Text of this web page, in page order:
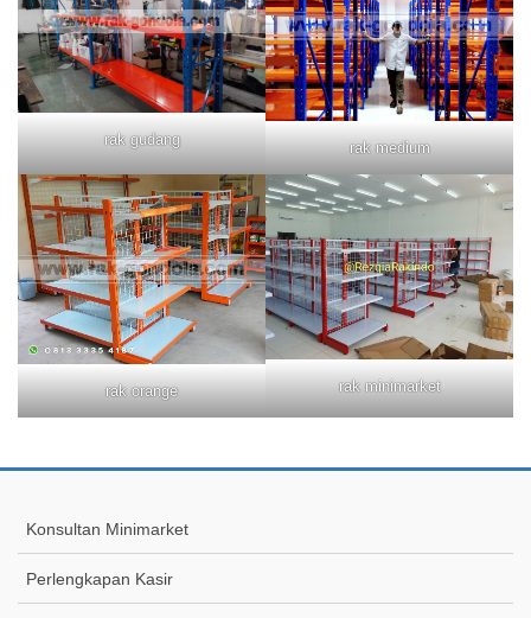
rak gudang rak medium
rak orange rak minimarket
Konsultan Minimarket
Perlengkapan Kasir